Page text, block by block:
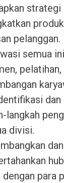
strategi
pelanggan.
semua
pelatihan,
dan
langkah
divisi.
dan
para